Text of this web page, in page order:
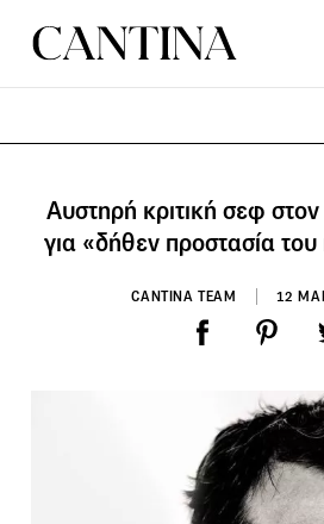
Αυστηρή κριτική σεφ
για «δήθεν προστασία
CANTINA TEAM 12